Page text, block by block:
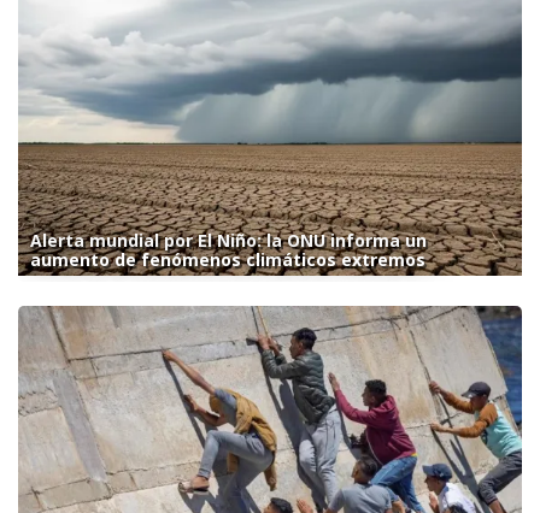
Alerta mundial por El Niño: la ONU informa un
aumento de fenómenos climáticos extremos